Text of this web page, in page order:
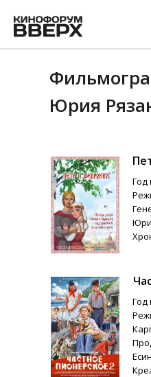
Юрия
Год
Год